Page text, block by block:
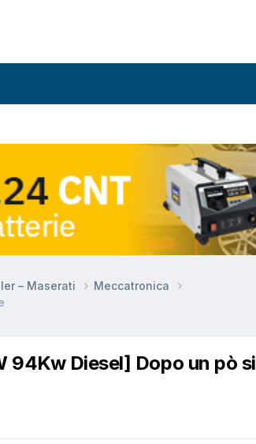
– Maserati
Meccatronica
Diesel] Dopo un pò si